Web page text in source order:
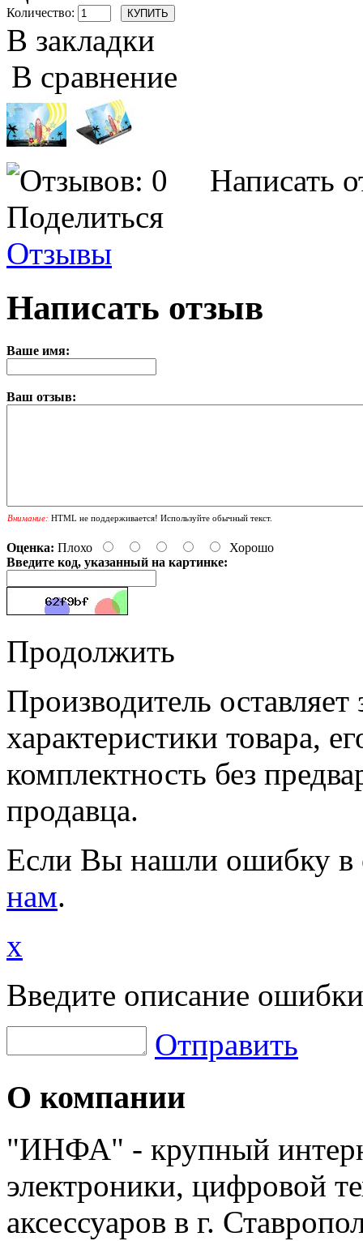
Количество:
В закладки
В сравнение
Написать
Поделиться
Отзывы
Написать отзыв
Ваше имя:
Ваш отзыв:
Внимание: HTML не поддерживается! Используйте обычный текст.
Оценка: Плохо
Хорошо
Введите код, указанный на картинке:
Продолжить
Производитель
характеристики товара,
комплектность без
продавца.
Если Вы нашли ошибку в
нам.
x
Введите описание
Отправить
О компании
"ИНФА" - крупный
электроники, цифровой
аксессуаров в г.